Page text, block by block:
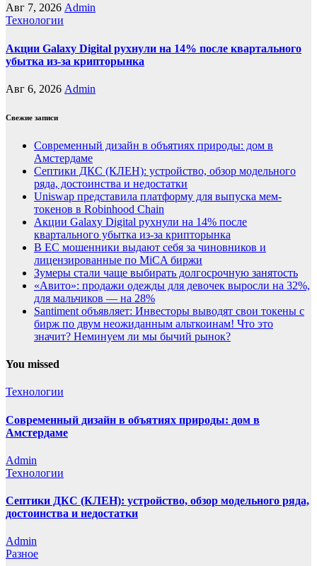
Авг 7, 2026 Admin
Технологии
Акции Galaxy Digital рухнули на 14% после квартального
убытка из-за крипторынка
Авг 6, 2026 Admin
Свежие записи
Современный дизайн в объятиях природы: дом в
Амстердаме
Септики ДКС (КЛЕН): устройство, обзор модельного
ряда, достоинства и недостатки
Uniswap представила платформу для выпуска мем-
токенов в Robinhood Chain
Акции Galaxy Digital рухнули на 14% после
квартального убытка из-за крипторынка
В ЕС мошенники выдают себя за чиновников и
лицензированные по MiCA биржи
Зумеры стали чаще выбирать долгосрочную занятость
«Авито»: продажи одежды для девочек выросли на 32%,
для мальчиков — на 28%
Santiment объявляет: Инвесторы выводят свои токены с
бирж по двум неожиданным альткоинам! Что это
значит? Неминуем ли мы бычий рынок?
You missed
Технологии
Современный дизайн в объятиях природы: дом в
Амстердаме
Admin
Технологии
Септики ДКС (КЛЕН): устройство, обзор модельного ряда,
достоинства и недостатки
Admin
Разное